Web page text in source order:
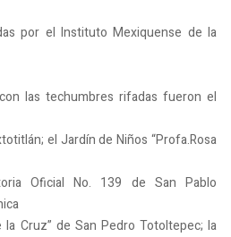
por el Instituto Mexiquense de la
las techumbres rifadas fueron el
el Jardín de Niños “Profa.Rosa
Oficial No. 139 de San Pablo
la Cruz” de San Pedro Totoltepec; la